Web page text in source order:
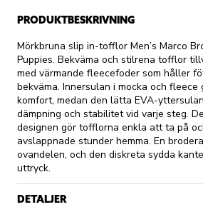
PRODUKTBESKRIVNING
Mörkbruna slip in-tofflor Men’s Marco
Puppies. Bekväma och stilrena tofflor
med värmande fleecefoder som håller
bekväma. Innersulan i mocka och
komfort, medan den lätta EVA-
dämpning och stabilitet vid varje steg.
designen gör tofflorna enkla att ta på
avslappnade stunder hemma. En
ovandelen, och den diskreta sydda
uttryck.
DETALJER